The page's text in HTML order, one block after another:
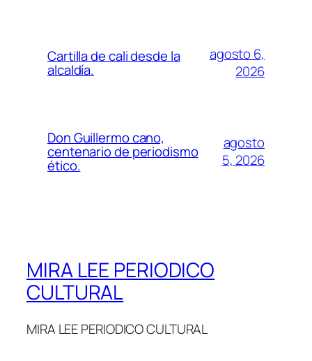
Cartilla de cali desde la
alcaldía.
agosto 6,
2026
Don Guillermo cano,
centenario de periodismo
ético.
agosto
5, 2026
MIRA LEE PERIODICO
CULTURAL
MIRA LEE PERIODICO CULTURAL